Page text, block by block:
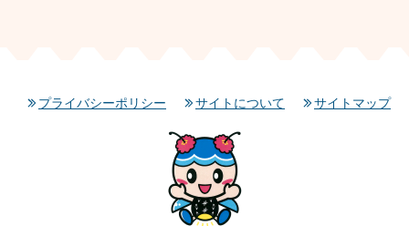
プライバシーポリシー サイトについて サイトマップ